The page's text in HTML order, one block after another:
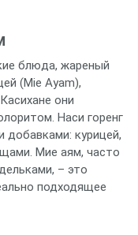
блюда, жареный
(Mie Ayam),
они
Наси горенг
курицей,
Мие аям, часто
– это
подходящее